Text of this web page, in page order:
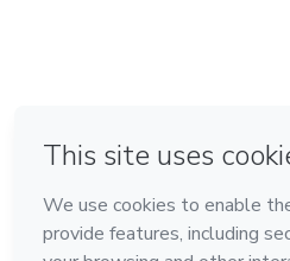
Feito com ❤ na Cidade do México